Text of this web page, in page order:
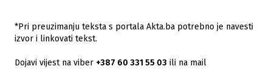
*Pri preuzimanju teksta s portala Akta.ba potrebno je navesti
izvor i linkovati tekst.
Dojavi vijest na viber +387 60 331 55 03 ili na mail